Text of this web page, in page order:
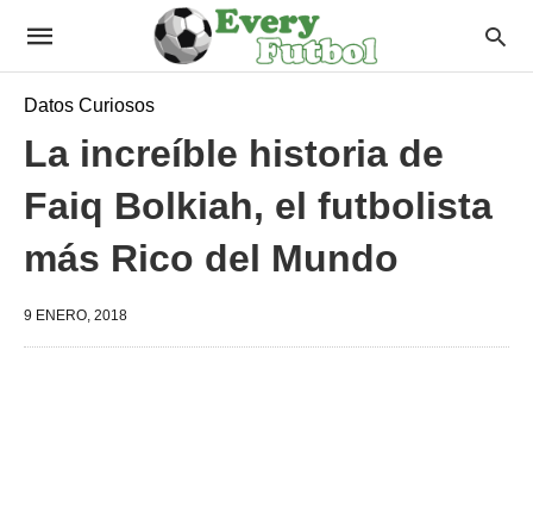
Datos Curiosos
La increíble historia de
Faiq Bolkiah, el futbolista
más Rico del Mundo
9 ENERO, 2018